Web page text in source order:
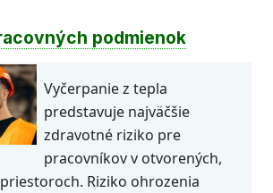
podmienok
Vyčerpanie z tepla
predstavuje najväčšie
zdravotné riziko pre
pracovníkov v otvorených,
Riziko ohrozenia